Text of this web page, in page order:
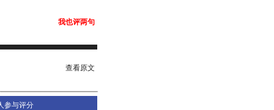
我也评两句
查看原文
参与评分